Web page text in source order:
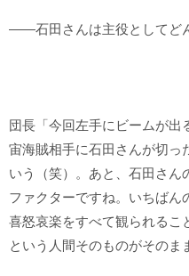
――石田さんは主役としてど
団長「今回左手にビームが出
宙海賊相手に石田さんが切っ
いう（笑）。あと、石田さん
ファクターですね。いちばん
喜怒哀楽をすべて観られるこ
という人間そのものがそのま